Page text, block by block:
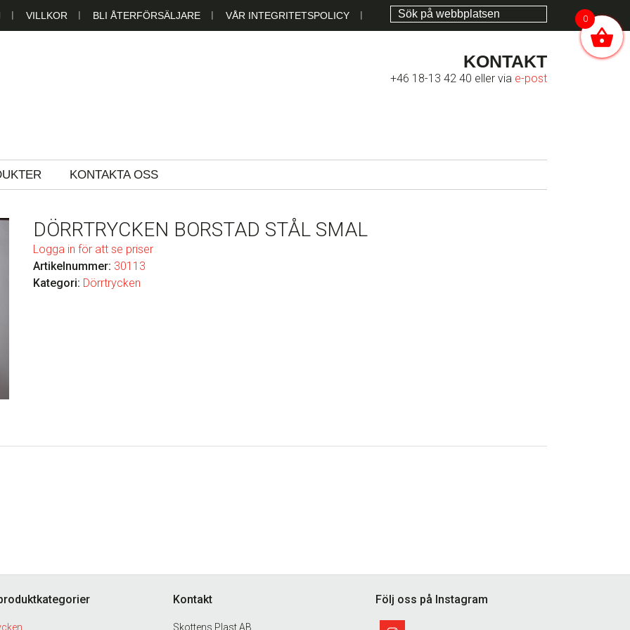
VILLKOR BLI ÅTERFÖRSÄLJARE VÅR INTEGRITETSPOLICY
AB
KONTAKT
+46 18-13 42 40 eller via e-post
KONTAKTA OSS
DÖRRTRYCKEN BORSTAD STÅL SMAL
Logga in för att se priser
Artikelnummer: 30113
Kategori: Dörrtrycken
Kontakt
Skottens Plast AB
Följ oss på Instagram
0